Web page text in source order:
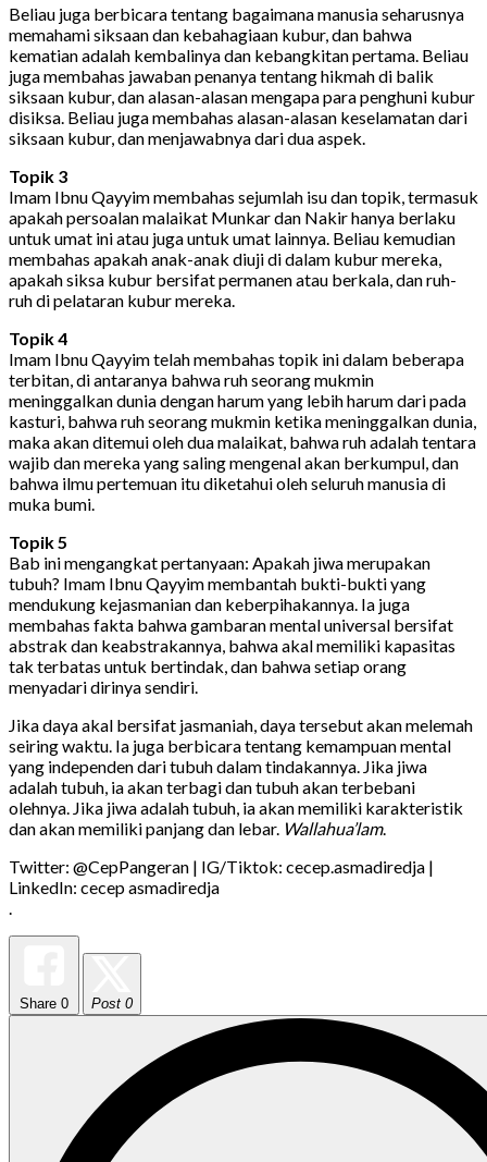
Beliau juga berbicara tentang bagaimana manusia seharusnya
memahami siksaan dan kebahagiaan kubur, dan bahwa
kematian adalah kembalinya dan kebangkitan pertama. Beliau
juga membahas jawaban penanya tentang hikmah di balik
siksaan kubur, dan alasan-alasan mengapa para penghuni kubur
disiksa. Beliau juga membahas alasan-alasan keselamatan dari
siksaan kubur, dan menjawabnya dari dua aspek.
Topik 3
Imam Ibnu Qayyim membahas sejumlah isu dan topik, termasuk
apakah persoalan malaikat Munkar dan Nakir hanya berlaku
untuk umat ini atau juga untuk umat lainnya. Beliau kemudian
membahas apakah anak-anak diuji di dalam kubur mereka,
apakah siksa kubur bersifat permanen atau berkala, dan ruh-
ruh di pelataran kubur mereka.
Topik 4
Imam Ibnu Qayyim telah membahas topik ini dalam beberapa
terbitan, di antaranya bahwa ruh seorang mukmin
meninggalkan dunia dengan harum yang lebih harum dari pada
kasturi, bahwa ruh seorang mukmin ketika meninggalkan dunia,
maka akan ditemui oleh dua malaikat, bahwa ruh adalah tentara
wajib dan mereka yang saling mengenal akan berkumpul, dan
bahwa ilmu pertemuan itu diketahui oleh seluruh manusia di
muka bumi.
Topik 5
Bab ini mengangkat pertanyaan: Apakah jiwa merupakan
tubuh? Imam Ibnu Qayyim membantah bukti-bukti yang
mendukung kejasmanian dan keberpihakannya. Ia juga
membahas fakta bahwa gambaran mental universal bersifat
abstrak dan keabstrakannya, bahwa akal memiliki kapasitas
tak terbatas untuk bertindak, dan bahwa setiap orang
menyadari dirinya sendiri.
Jika daya akal bersifat jasmaniah, daya tersebut akan melemah
seiring waktu. Ia juga berbicara tentang kemampuan mental
yang independen dari tubuh dalam tindakannya. Jika jiwa
adalah tubuh, ia akan terbagi dan tubuh akan terbebani
olehnya. Jika jiwa adalah tubuh, ia akan memiliki karakteristik
dan akan memiliki panjang dan lebar. Wallahua’lam.
Twitter: @CepPangeran | IG/Tiktok: cecep.asmadiredja |
LinkedIn: cecep asmadiredja
.
Share 0 Post 0